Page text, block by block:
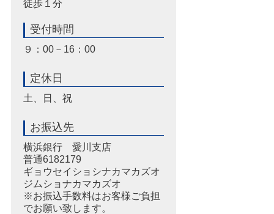
徒歩１分
受付時間
９：00－16：00
定休日
土、日、祝
お振込先
横浜銀行 愛川支店
普通6182179
ギョウセイショシナカマカズオ
ジムショナカマカズオ
※お振込手数料はお客様ご負担
でお願い致します。